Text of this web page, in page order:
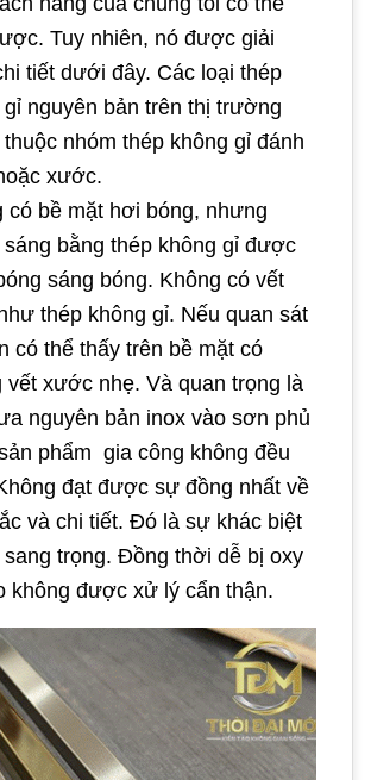
Tuy nhiên, nó được giải
tiết dưới đây. Các loại thép
gỉ nguyên bản trên thị trường
thuộc nhóm thép không gỉ đánh
xước.
có bề mặt hơi bóng, nhưng
sáng bằng thép không gỉ được
sáng bóng. Không có vết
thép không gỉ. Nếu quan sát
có thể thấy trên bề mặt có
vết xước nhẹ. Và quan trọng là
nguyên bản inox vào sơn phủ
phẩm gia công không đều
đạt được sự đồng nhất về
và chi tiết. Đó là sự khác biệt
trọng. Đồng thời dễ bị oxy
không được xử lý cẩn thận.